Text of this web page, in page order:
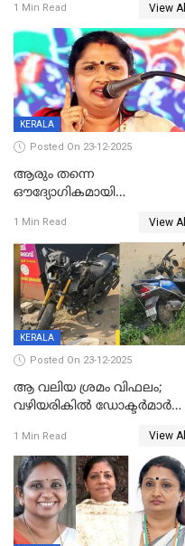
ഗുരുതരാവസ്ഥയിൽ
1 Min Read View All
KERALA
Posted On 23-12-2025
ആരും തന്നെ
ഔദ്യോഗികമായി
കണ്ടെത്താൻ ഇന്ന് കോർ
കമ്മിറ്റി കൂടിയില്ല';
അതൃപ്തിയുമായി ദീപ്തി മേരി
വർഗീസ്
1 Min Read View All
KERALA
Posted On 23-12-2025
ആ വലിയ ശ്രമം വിഫലം;
വഴിയരികില്‍ ‌ഡോക്ടര്‍മാര്‍
മരണത്തിന് കീഴടങ്ങി
1 Min Read View All